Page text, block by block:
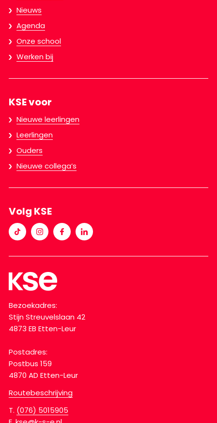
Nieuws
Agenda
Onze school
Werken bij
KSE voor
Nieuwe leerlingen
Leerlingen
Ouders
Nieuwe collega’s
Volg KSE
Bezoekadres:
Stijn Streuvelslaan 42
4873 EB Etten-Leur
Postadres:
Postbus 159
4870 AD Etten-Leur
Routebeschrijving
T. (076) 5015905